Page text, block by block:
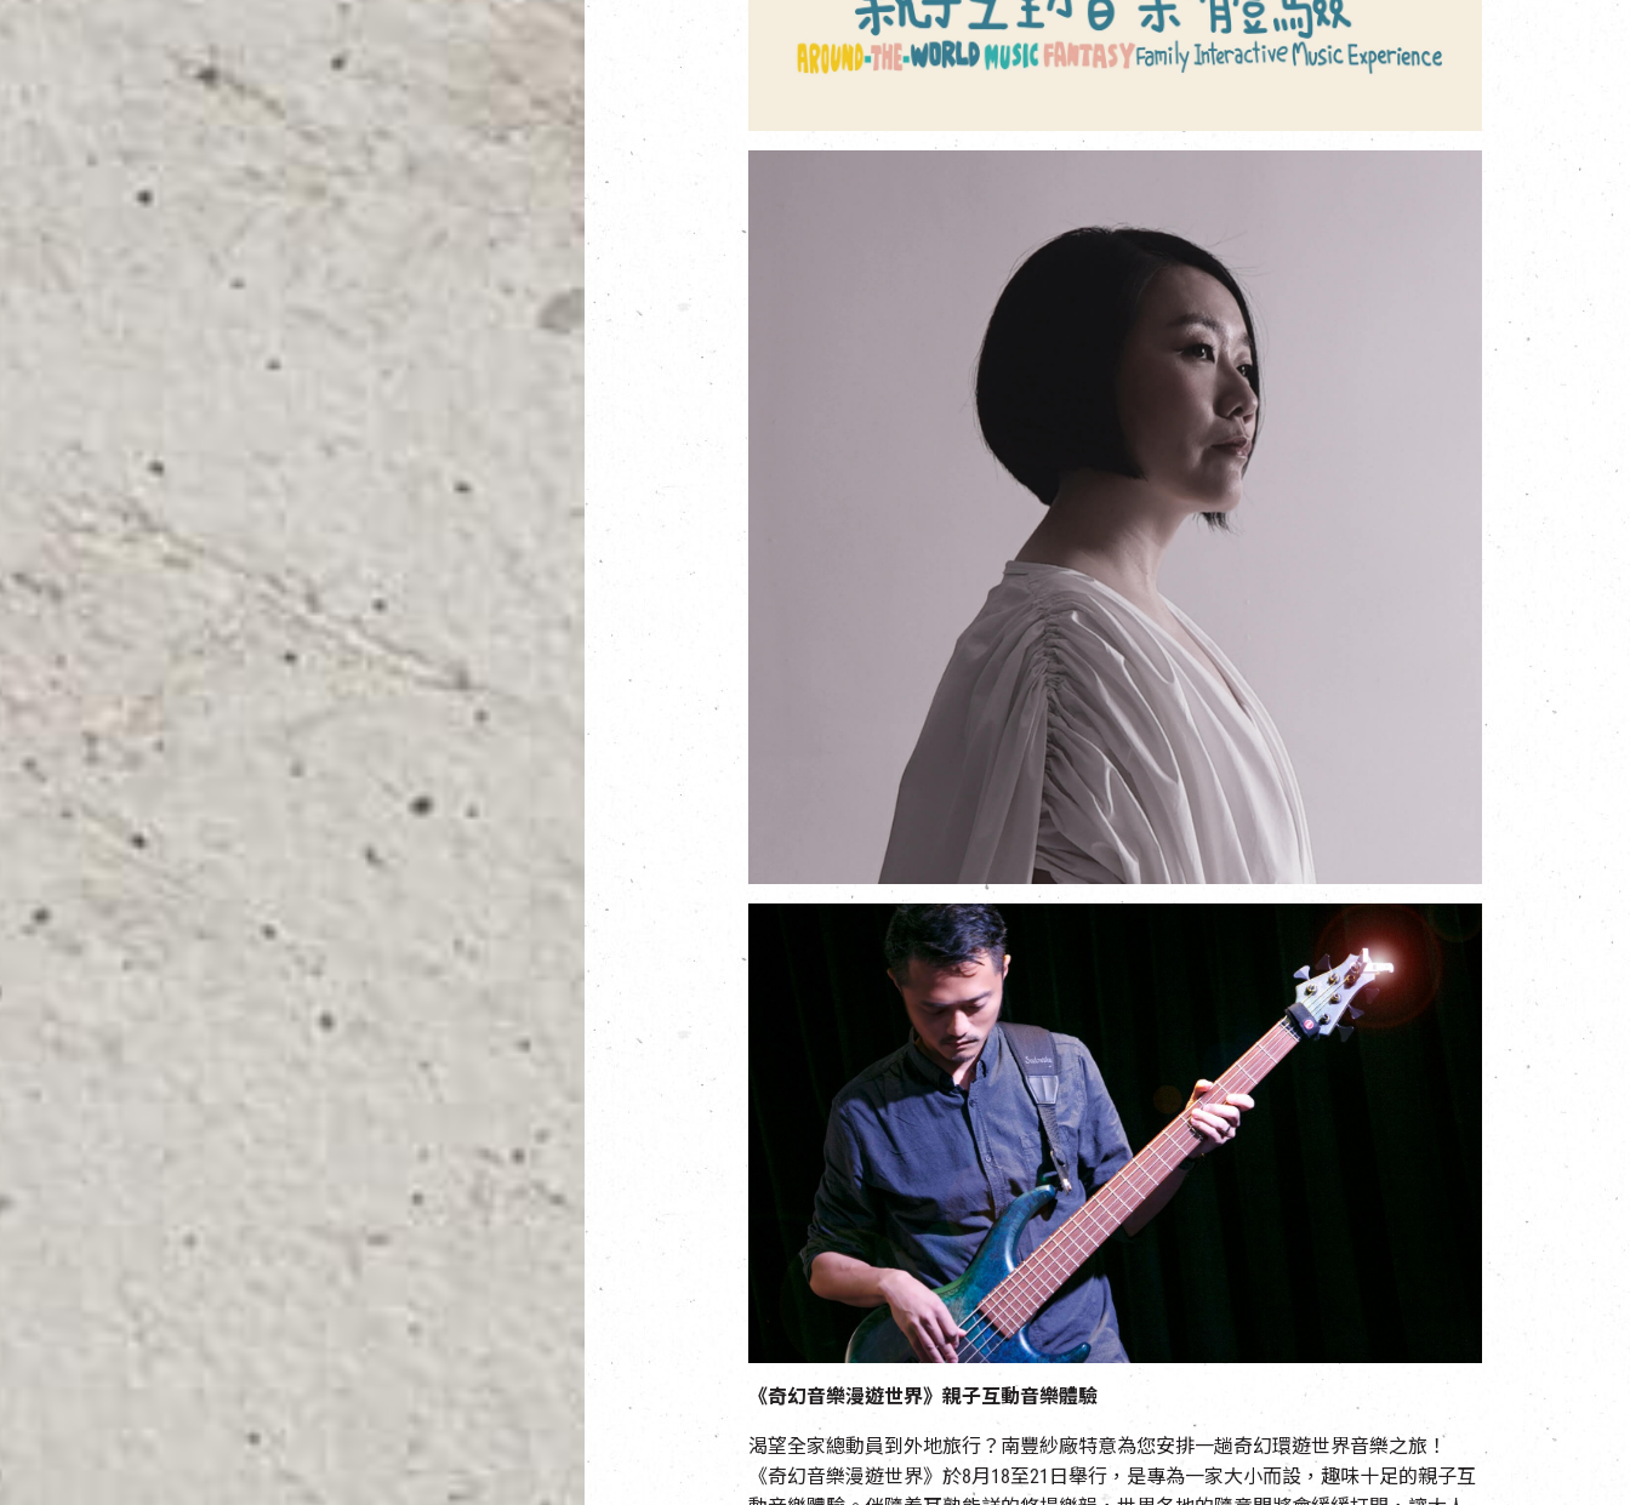
《奇幻音樂漫遊世界》親子互動音樂體驗
渴望全家總動員到外地旅行？南豐紗廠特意為您安排一趟奇幻環遊世界音樂之旅！
《奇幻音樂漫遊世界》於8月18至21日舉行，是專為一家大小而設，趣味十足的親子互